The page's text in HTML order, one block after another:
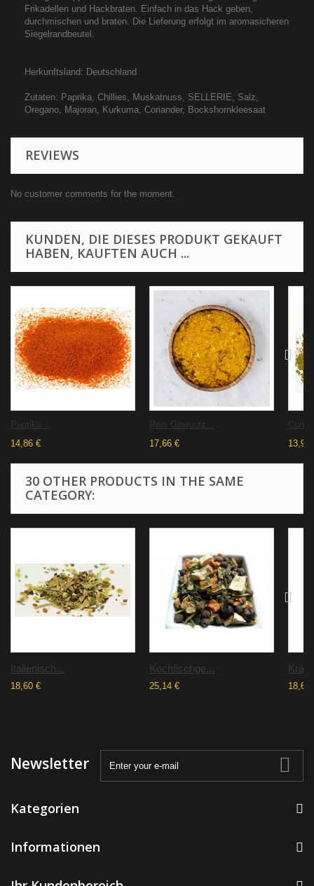
Frikadellen und Hackbraten. Einfach in das Hack geben,
durchmischen und braten. Die Lieferung erfolgt im aromasicheren
Siegelrandbeutel.
Herkunftsland: Deutschland
Zutaten: Paprika, Chillies, Muskatnuss, SELLERIE, Salz,
Oregano, Majoran, Kurkuma, Coriander, Bockshornkleesaat
REVIEWS
No customer comments for the moment.
KUNDEN, DIE DIESES PRODUKT GEKAUFT
HABEN, KAUFTEN AUCH ...
Paprika...
14,86 €
Reis-Gewürzz...
17,66 €
13,93
30 OTHER PRODUCTS IN THE SAME
CATEGORY:
Italienisch...
18,60 €
Kochfischge...
25,14 € 18,60
Newsletter
Kategorien
Informationen